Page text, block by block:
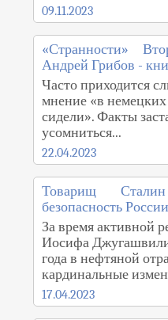
09.11.2023
«Странности»
Андрей Грибов -
Часто приходится
мнение «в
сидели». Факты
усомниться...
22.04.2023
Товарищ
безопасность России
За время активной
Иосифа
года в нефтяной
кардинальные
17.04.2023